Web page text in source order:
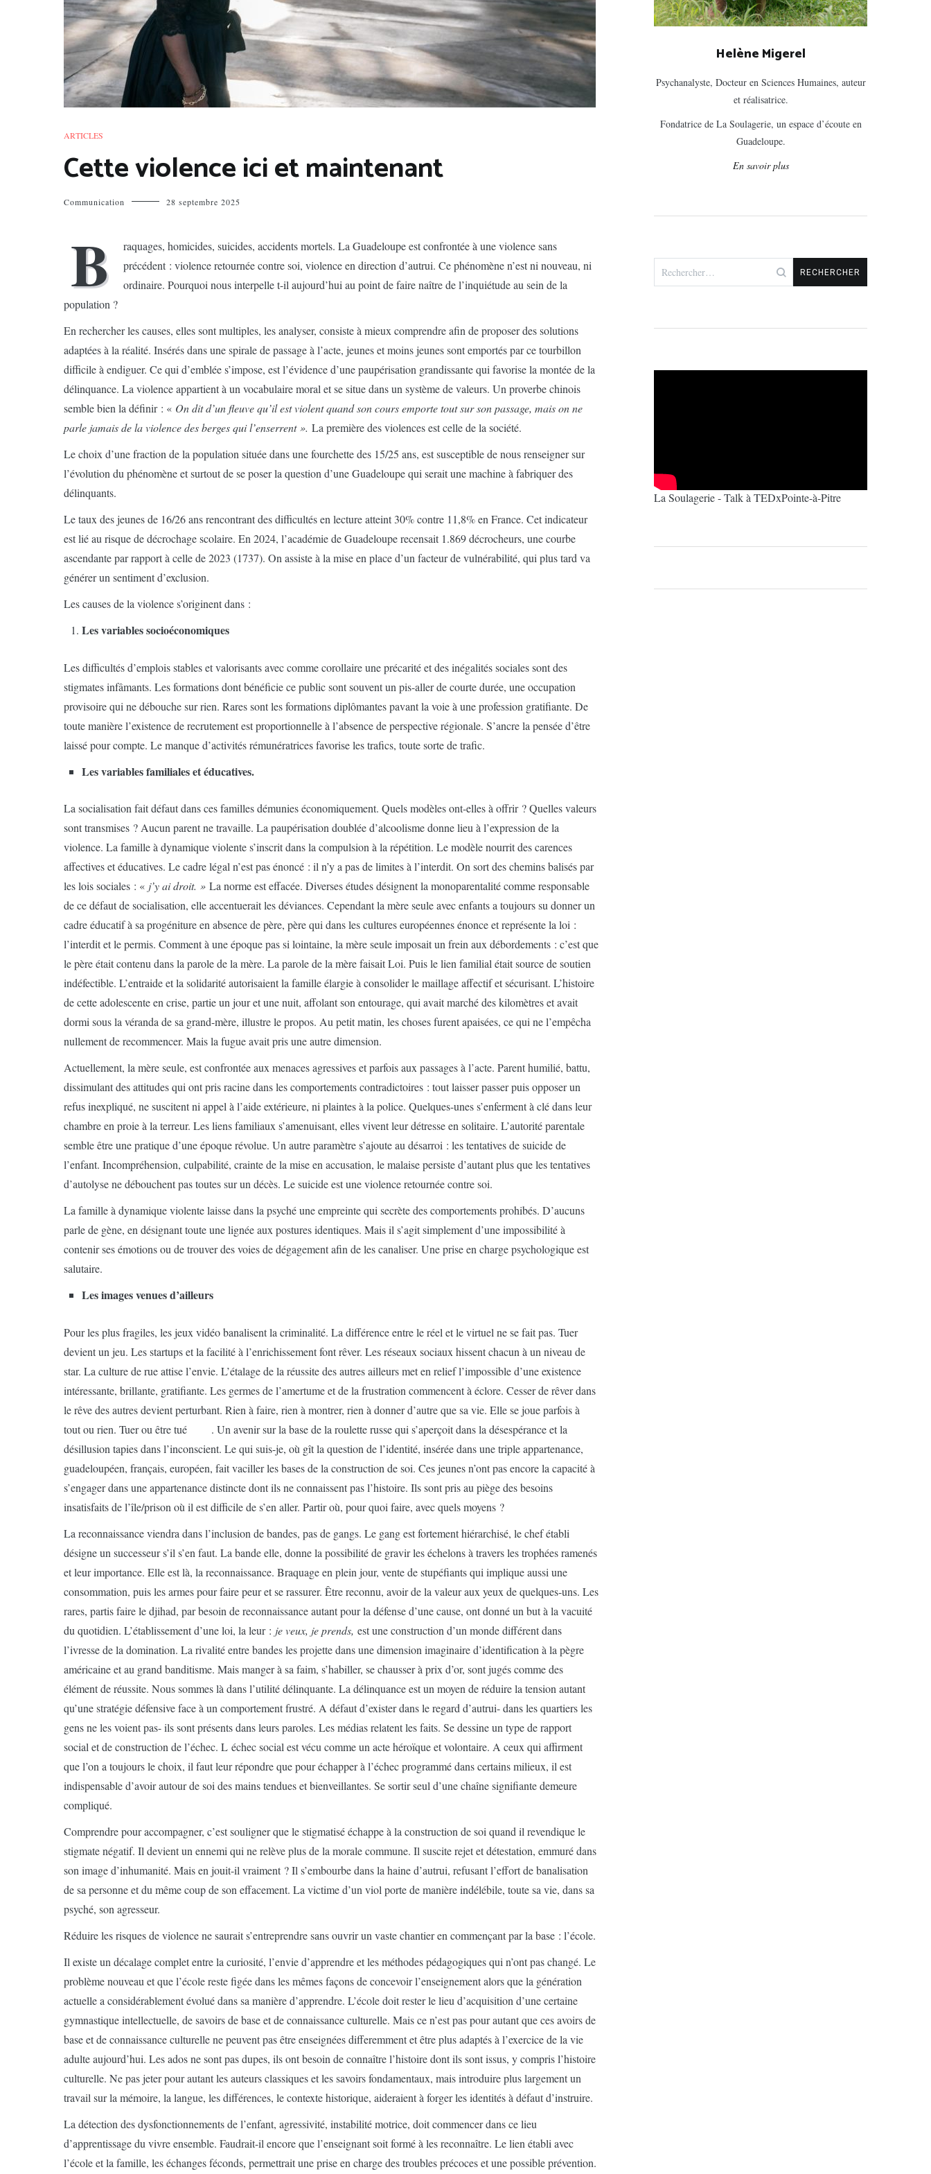
ARTICLES
Cette violence ici et maintenant
Communication 28 septembre 2025
B
raquages, homicides, suicides, accidents mortels. La Guadeloupe est confrontée à une violence sans
précédent : violence retournée contre soi, violence en direction d’autrui. Ce phénomène n’est ni nouveau, ni
ordinaire. Pourquoi nous interpelle t-il aujourd’hui au point de faire naître de l’inquiétude au sein de la
population ?
En rechercher les causes, elles sont multiples, les analyser, consiste à mieux comprendre afin de proposer des solutions
adaptées à la réalité. Insérés dans une spirale de passage à l’acte, jeunes et moins jeunes sont emportés par ce tourbillon
difficile à endiguer. Ce qui d’emblée s’impose, est l’évidence d’une paupérisation grandissante qui favorise la montée de la
délinquance. La violence appartient à un vocabulaire moral et se situe dans un système de valeurs. Un proverbe chinois
semble bien la définir : « On dit d’un fleuve qu’il est violent quand son cours emporte tout sur son passage, mais on ne
parle jamais de la violence des berges qui l’enserrent ». La première des violences est celle de la société.
Le choix d’une fraction de la population située dans une fourchette des 15/25 ans, est susceptible de nous renseigner sur
l’évolution du phénomène et surtout de se poser la question d’une Guadeloupe qui serait une machine à fabriquer des
délinquants.
Le taux des jeunes de 16/26 ans rencontrant des difficultés en lecture atteint 30% contre 11,8% en France. Cet indicateur
est lié au risque de décrochage scolaire. En 2024, l’académie de Guadeloupe recensait 1.869 décrocheurs, une courbe
ascendante par rapport à celle de 2023 (1737). On assiste à la mise en place d’un facteur de vulnérabilité, qui plus tard va
générer un sentiment d’exclusion.
Les causes de la violence s’originent dans :
Les variables socioéconomiques
Les difficultés d’emplois stables et valorisants avec comme corollaire une précarité et des inégalités sociales sont des
stigmates infâmants. Les formations dont bénéficie ce public sont souvent un pis-aller de courte durée, une occupation
provisoire qui ne débouche sur rien. Rares sont les formations diplômantes pavant la voie à une profession gratifiante. De
toute manière l’existence de recrutement est proportionnelle à l’absence de perspective régionale. S’ancre la pensée d’être
laissé pour compte. Le manque d’activités rémunératrices favorise les trafics, toute sorte de trafic.
Les variables familiales et éducatives.
La socialisation fait défaut dans ces familles démunies économiquement. Quels modèles ont-elles à offrir ? Quelles valeurs
sont transmises ? Aucun parent ne travaille. La paupérisation doublée d’alcoolisme donne lieu à l’expression de la
violence. La famille à dynamique violente s’inscrit dans la compulsion à la répétition. Le modèle nourrit des carences
affectives et éducatives. Le cadre légal n’est pas énoncé : il n’y a pas de limites à l’interdit. On sort des chemins balisés par
les lois sociales : « j’y ai droit. » La norme est effacée. Diverses études désignent la monoparentalité comme responsable
de ce défaut de socialisation, elle accentuerait les déviances. Cependant la mère seule avec enfants a toujours su donner un
cadre éducatif à sa progéniture en absence de père, père qui dans les cultures européennes énonce et représente la loi :
l’interdit et le permis. Comment à une époque pas si lointaine, la mère seule imposait un frein aux débordements : c’est que
le père était contenu dans la parole de la mère. La parole de la mère faisait Loi. Puis le lien familial était source de soutien
indéfectible. L’entraide et la solidarité autorisaient la famille élargie à consolider le maillage affectif et sécurisant. L’histoire
de cette adolescente en crise, partie un jour et une nuit, affolant son entourage, qui avait marché des kilomètres et avait
dormi sous la véranda de sa grand-mère, illustre le propos. Au petit matin, les choses furent apaisées, ce qui ne l’empêcha
nullement de recommencer. Mais la fugue avait pris une autre dimension.
Actuellement, la mère seule, est confrontée aux menaces agressives et parfois aux passages à l’acte. Parent humilié, battu,
dissimulant des attitudes qui ont pris racine dans les comportements contradictoires : tout laisser passer puis opposer un
refus inexpliqué, ne suscitent ni appel à l’aide extérieure, ni plaintes à la police. Quelques-unes s’enferment à clé dans leur
chambre en proie à la terreur. Les liens familiaux s’amenuisant, elles vivent leur détresse en solitaire. L’autorité parentale
semble être une pratique d’une époque révolue. Un autre paramètre s’ajoute au désarroi : les tentatives de suicide de
l’enfant. Incompréhension, culpabilité, crainte de la mise en accusation, le malaise persiste d’autant plus que les tentatives
d’autolyse ne débouchent pas toutes sur un décès. Le suicide est une violence retournée contre soi.
La famille à dynamique violente laisse dans la psyché une empreinte qui secrète des comportements prohibés. D’aucuns
parle de gène, en désignant toute une lignée aux postures identiques. Mais il s’agit simplement d’une impossibilité à
contenir ses émotions ou de trouver des voies de dégagement afin de les canaliser. Une prise en charge psychologique est
salutaire.
Les images venues d’ailleurs
Pour les plus fragiles, les jeux vidéo banalisent la criminalité. La différence entre le réel et le virtuel ne se fait pas. Tuer
devient un jeu. Les startups et la facilité à l’enrichissement font rêver. Les réseaux sociaux hissent chacun à un niveau de
star. La culture de rue attise l’envie. L’étalage de la réussite des autres ailleurs met en relief l’impossible d’une existence
intéressante, brillante, gratifiante. Les germes de l’amertume et de la frustration commencent à éclore. Cesser de rêver dans
le rêve des autres devient perturbant. Rien à faire, rien à montrer, rien à donner d’autre que sa vie. Elle se joue parfois à
tout ou rien. Tuer ou être tué . Un avenir sur la base de la roulette russe qui s’aperçoit dans la désespérance et la
désillusion tapies dans l’inconscient. Le qui suis-je, où gît la question de l’identité, insérée dans une triple appartenance,
guadeloupéen, français, européen, fait vaciller les bases de la construction de soi. Ces jeunes n’ont pas encore la capacité à
s’engager dans une appartenance distincte dont ils ne connaissent pas l’histoire. Ils sont pris au piège des besoins
insatisfaits de l’île/prison où il est difficile de s’en aller. Partir où, pour quoi faire, avec quels moyens ?
La reconnaissance viendra dans l’inclusion de bandes, pas de gangs. Le gang est fortement hiérarchisé, le chef établi
désigne un successeur s’il s’en faut. La bande elle, donne la possibilité de gravir les échelons à travers les trophées ramenés
et leur importance. Elle est là, la reconnaissance. Braquage en plein jour, vente de stupéfiants qui implique aussi une
consommation, puis les armes pour faire peur et se rassurer. Être reconnu, avoir de la valeur aux yeux de quelques-uns. Les
rares, partis faire le djihad, par besoin de reconnaissance autant pour la défense d’une cause, ont donné un but à la vacuité
du quotidien. L’établissement d’une loi, la leur : je veux, je prends, est une construction d’un monde différent dans
l’ivresse de la domination. La rivalité entre bandes les projette dans une dimension imaginaire d’identification à la pègre
américaine et au grand banditisme. Mais manger à sa faim, s’habiller, se chausser à prix d’or, sont jugés comme des
élément de réussite. Nous sommes là dans l’utilité délinquante. La délinquance est un moyen de réduire la tension autant
qu’une stratégie défensive face à un comportement frustré. A défaut d’exister dans le regard d’autrui- dans les quartiers les
gens ne les voient pas- ils sont présents dans leurs paroles. Les médias relatent les faits. Se dessine un type de rapport
social et de construction de l’échec. L échec social est vécu comme un acte héroïque et volontaire. A ceux qui affirment
que l’on a toujours le choix, il faut leur répondre que pour échapper à l’échec programmé dans certains milieux, il est
indispensable d’avoir autour de soi des mains tendues et bienveillantes. Se sortir seul d’une chaîne signifiante demeure
compliqué.
Comprendre pour accompagner, c’est souligner que le stigmatisé échappe à la construction de soi quand il revendique le
stigmate négatif. Il devient un ennemi qui ne relève plus de la morale commune. Il suscite rejet et détestation, emmuré dans
son image d’inhumanité. Mais en jouit-il vraiment ? Il s’embourbe dans la haine d’autrui, refusant l’effort de banalisation
de sa personne et du même coup de son effacement. La victime d’un viol porte de manière indélébile, toute sa vie, dans sa
psyché, son agresseur.
Réduire les risques de violence ne saurait s’entreprendre sans ouvrir un vaste chantier en commençant par la base : l’école.
Il existe un décalage complet entre la curiosité, l’envie d’apprendre et les méthodes pédagogiques qui n’ont pas changé. Le
problème nouveau et que l’école reste figée dans les mêmes façons de concevoir l’enseignement alors que la génération
actuelle a considérablement évolué dans sa manière d’apprendre. L’école doit rester le lieu d’acquisition d’une certaine
gymnastique intellectuelle, de savoirs de base et de connaissance culturelle. Mais ce n’est pas pour autant que ces avoirs de
base et de connaissance culturelle ne peuvent pas être enseignées differemment et être plus adaptés à l’exercice de la vie
adulte aujourd’hui. Les ados ne sont pas dupes, ils ont besoin de connaître l’histoire dont ils sont issus, y compris l’histoire
culturelle. Ne pas jeter pour autant les auteurs classiques et les savoirs fondamentaux, mais introduire plus largement un
travail sur la mémoire, la langue, les différences, le contexte historique, aideraient à forger les identités à défaut d’instruire.
La détection des dysfonctionnements de l’enfant, agressivité, instabilité motrice, doit commencer dans ce lieu
d’apprentissage du vivre ensemble. Faudrait-il encore que l’enseignant soit formé à les reconnaître. Le lien établi avec
l’école et la famille, les échanges féconds, permettrait une prise en charge des troubles précoces et une possible prévention.
Helène Migerel
Psychanalyste, Docteur en Sciences Humaines, auteur
et réalisatrice.
Fondatrice de La Soulagerie, un espace d’écoute en
Guadeloupe.
En savoir plus
La Soulagerie - Talk à TEDxPointe-à-Pitre